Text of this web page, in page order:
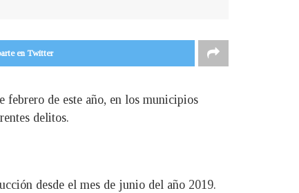
en Twitter
de este año, en los municipios
delitos.
desde el mes de junio del año 2019.